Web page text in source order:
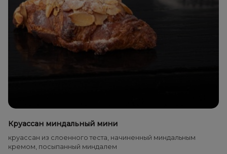
Круассан миндальный мини
круассан из слоенного теста, начиненный миндальным
кремом, посыпанный миндалем